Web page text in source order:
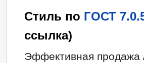
Стиль по ГОСТ
ссылка)
Эффективная продажа